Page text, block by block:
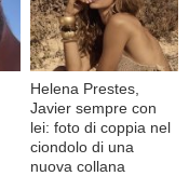
Helena Prestes,
Javier sempre con
lei: foto di coppia nel
ciondolo di una
nuova collana